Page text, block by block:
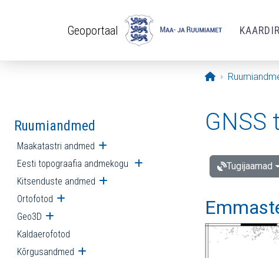
Geoportaal
Avaleht
Ruumiandmed
Maakatastri andmed Ava alammenüü
Eesti topograafia andmekogu Ava alammenüü
Kitsenduste andmed Ava alammenüü
Ortofotod Ava alammenüü
Geo3D Ava alammenüü
Kaldaerofotod
Kõrgusandmed Ava alammenüü
GNSS
Tugijaamad